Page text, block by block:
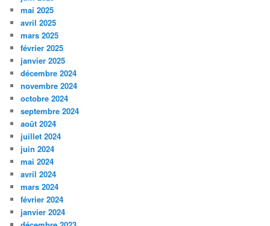
mai 2025
avril 2025
mars 2025
février 2025
janvier 2025
décembre 2024
novembre 2024
octobre 2024
septembre 2024
août 2024
juillet 2024
juin 2024
mai 2024
avril 2024
mars 2024
février 2024
janvier 2024